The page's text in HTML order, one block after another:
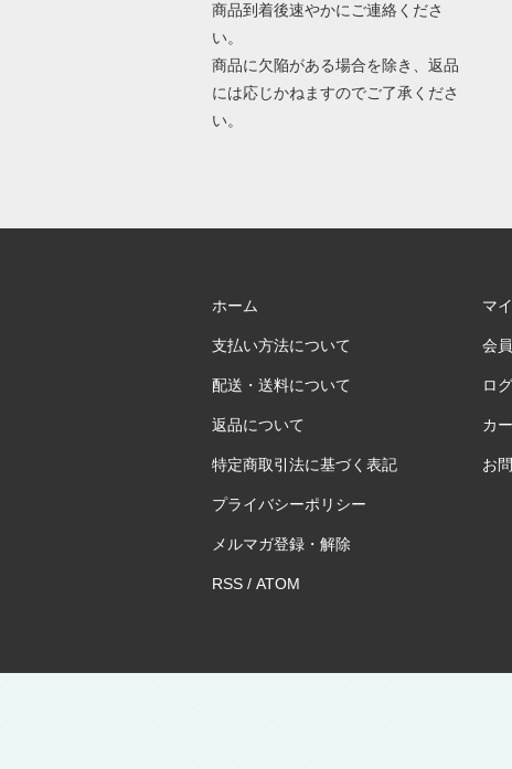
商品到着後速やかにご連絡くださ
い。
商品に欠陥がある場合を除き、返品
には応じかねますのでご了承くださ
い。
ホーム
支払い方法について
配送・送料について
返品について
特定商取引法に基づく表記
プライバシーポリシー
メルマガ登録・解除
RSS/ ATOM
マ
会
ロ
カ
お